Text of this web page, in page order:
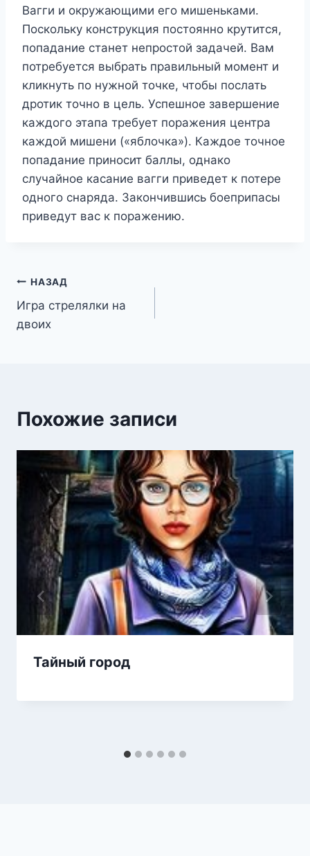
Вагги и окружающими его мишеньками.
Поскольку конструкция постоянно крутится,
попадание станет непростой задачей. Вам
потребуется выбрать правильный момент и
кликнуть по нужной точке, чтобы послать
дротик точно в цель. Успешное завершение
каждого этапа требует поражения центра
каждой мишени («яблочка»). Каждое точное
попадание приносит баллы, однако
случайное касание вагги приведет к потере
одного снаряда. Закончившись боеприпасы
приведут вас к поражению.
Навигация
по
НАЗАД
Игра стрелялки на
двоих
Похожие записи
Тайный город